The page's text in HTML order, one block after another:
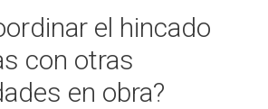
el hincado
con otras
en obra?